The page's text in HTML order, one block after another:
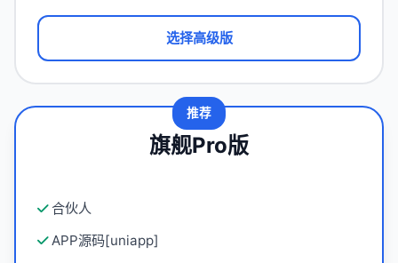
选择高级版
推荐
旗舰Pro版
合伙人
APP源码[uniapp]